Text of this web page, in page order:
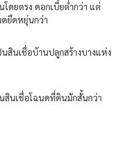
ดยตรง ดอกเบี้ยต่ำกว่า แต่
ดยืดหยุ่นกว่า
สินเชื่อบ้านปลูกสร้างบางแห่ง
สินเชื่อโฉนดที่ดินมักสั้นกว่า